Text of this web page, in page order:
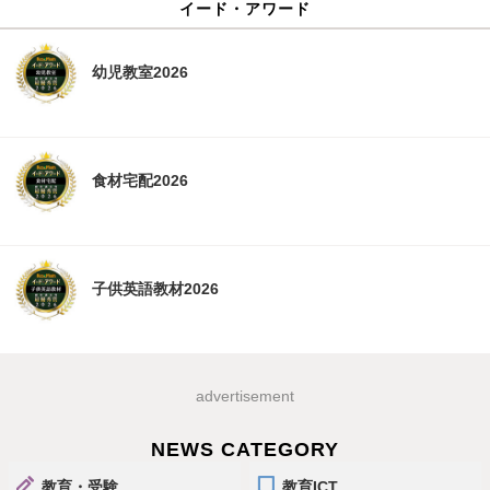
イード・アワード
幼児教室2026
食材宅配2026
子供英語教材2026
advertisement
NEWS CATEGORY
教育・受験 教育ICT